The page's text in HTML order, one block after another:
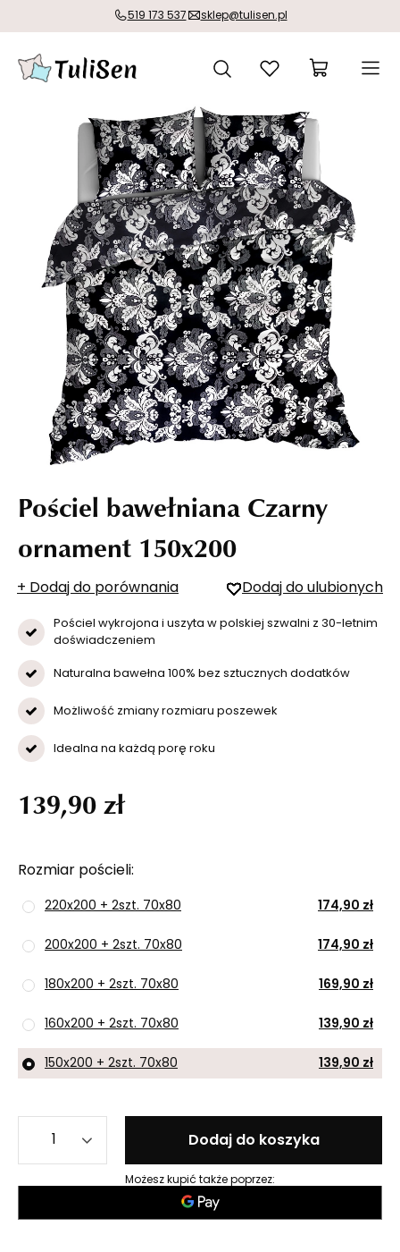
519 173 537 sklep@tulisen.pl
Pościel bawełniana Czarny
ornament 150x200
+ Dodaj do porównania Dodaj do ulubionych
Pościel wykrojona i uszyta w polskiej szwalni z 30-letnim
doświadczeniem
Naturalna bawełna 100% bez sztucznych dodatków
Możliwość zmiany rozmiaru poszewek
Idealna na każdą porę roku
Rozmiar pościeli
220x200 + 2szt. 70x80 174,90 zł
200x200 + 2szt. 70x80 174,90 zł
180x200 + 2szt. 70x80 169,90 zł
160x200 + 2szt. 70x80 139,90 zł
150x200 + 2szt. 70x80 139,90 zł
139,90 zł
Dodaj do koszyka
Możesz kupić także poprzez: